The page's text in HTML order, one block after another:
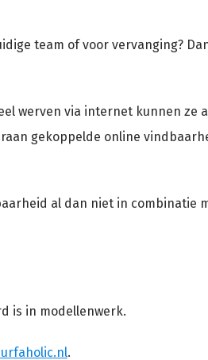
team of voor vervanging?
werven via internet kunnen ze
gekoppelde online
al dan niet in combinatie
is in modellenwerk.
.